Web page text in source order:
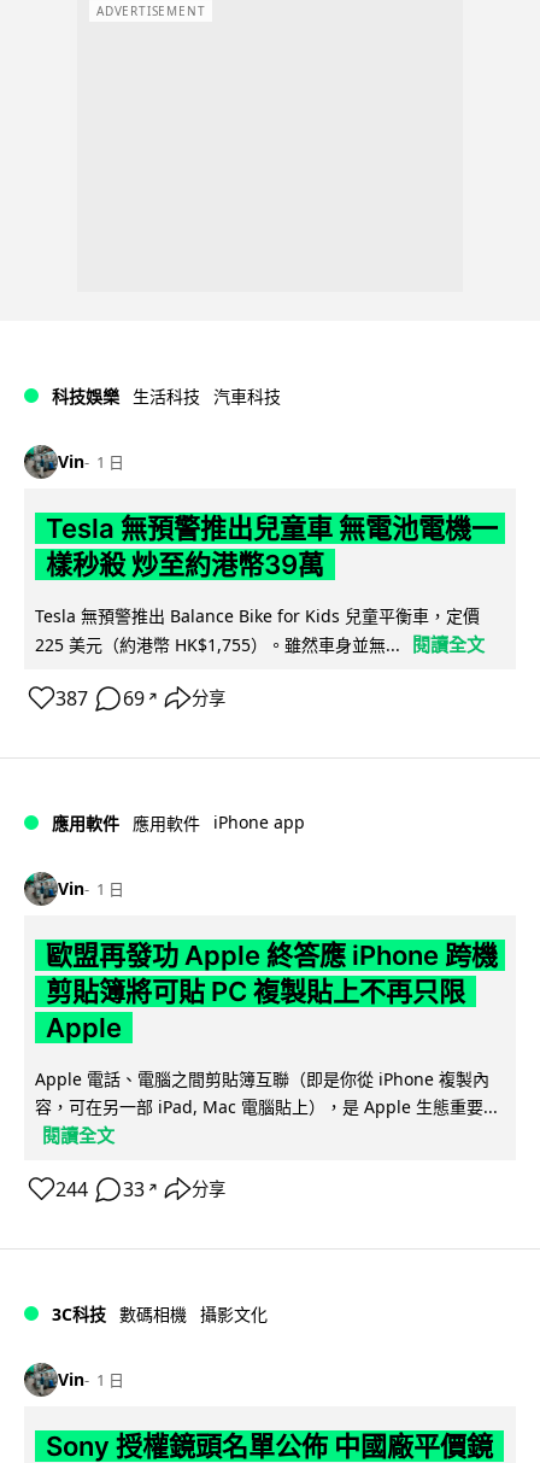
ADVERTISEMENT
科技娛樂 生活科技 汽車科技
Vin 1 日
Tesla 無預警推出兒童車 無電池電機一
樣秒殺 炒至約港幣39萬
Tesla 無預警推出 Balance Bike for Kids 兒童平衡車，定價
225 美元（約港幣 HK$1,755）。雖然車身並無...
閱讀全文
387 69 ↗ 分享
應用軟件 應用軟件 iPhone app
Vin 1 日
歐盟再發功 Apple 終答應 iPhone 跨機
剪貼簿將可貼 PC 複製貼上不再只限
Apple
Apple 電話、電腦之間剪貼簿互聯（即是你從 iPhone 複製內
容，可在另一部 iPad, Mac 電腦貼上），是 Apple 生態重要...
閱讀全文
244 33 ↗ 分享
3C科技 數碼相機 攝影文化
Vin 1 日
Sony 授權鏡頭名單公佈 中國廠平價鏡